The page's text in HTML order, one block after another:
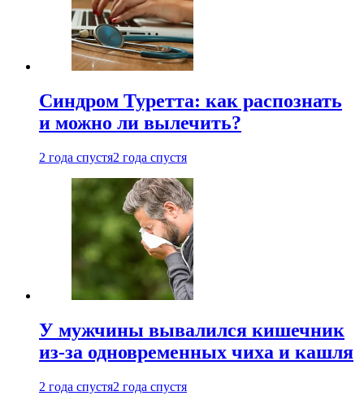
Синдром Туретта: как распознать
и можно ли вылечить?
2 года спустя2 года спустя
У мужчины вывалился кишечник
из-за одновременных чиха и кашля
2 года спустя2 года спустя